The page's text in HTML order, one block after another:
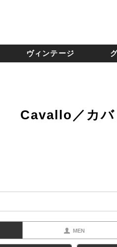
ヴィンテージ
Cavallo／カバ
MEN